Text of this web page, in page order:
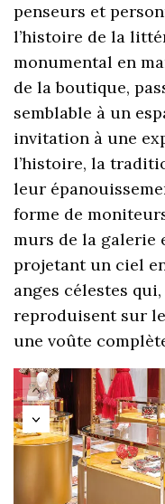
penseurs et
l’histoire de la
monumental en
de la boutique,
semblable à un
invitation à une
l’histoire, la
leur
forme de
murs de la galerie
projetant un ciel
anges célestes
reproduisent sur
une voûte